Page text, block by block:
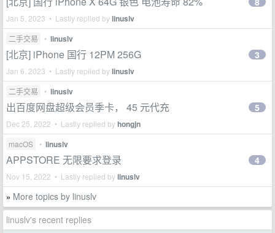
Jan 5, 2023 • Lastly replied bylinuslv
二手交易 • linuslv
[北京] iPhone 国行 12PM 256G
Jan 6, 2023 • Lastly replied bylinuslv
3
二手交易 • linuslv
出百度网盘超级会员季卡， 45 元代充
Dec 25, 2022 • Lastly replied byhongjn
5
macOS • linuslv
APPSTORE 无限要求登录
Nov 15, 2022 • Lastly replied bylinuslv
4
» More topics by linuslv
linuslv's recent replies